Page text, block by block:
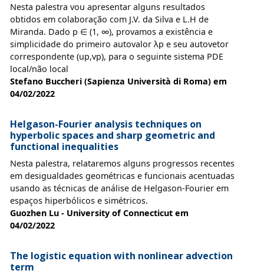
Nesta palestra vou apresentar alguns resultados
obtidos em colaboração com J.V. da Silva e L.H de
Miranda. Dado p ∈ (1, ∞), provamos a existência e
simplicidade do primeiro autovalor λp e seu autovetor
correspondente (up,vp), para o seguinte sistema PDE
local/não local
Stefano Buccheri (Sapienza Università di Roma) em
04/02/2022
Helgason-Fourier analysis techniques on
hyperbolic spaces and sharp geometric and
functional inequalities
Nesta palestra, relataremos alguns progressos recentes
em desigualdades geométricas e funcionais acentuadas
usando as técnicas de análise de Helgason-Fourier em
espaços hiperbólicos e simétricos.
Guozhen Lu - University of Connecticut em
04/02/2022
The logistic equation with nonlinear advection
term